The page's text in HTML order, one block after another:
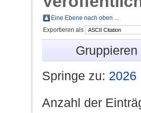
Eine Ebene nach oben ...
Exportieren als
Springe zu: 2026
Anzahl der